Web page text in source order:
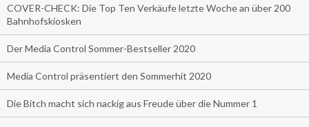
COVER-CHECK: Die Top Ten Verkäufe letzte Woche an über 200
Bahnhofskiosken
Der Media Control Sommer-Bestseller 2020
Media Control präsentiert den Sommerhit 2020
Die Bitch macht sich nackig aus Freude über die Nummer 1